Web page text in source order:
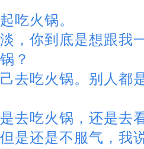
吃火锅。
，你到底是想跟我
？
去吃火锅。 别人 都
去吃火锅，还是去
是还是不服气，我